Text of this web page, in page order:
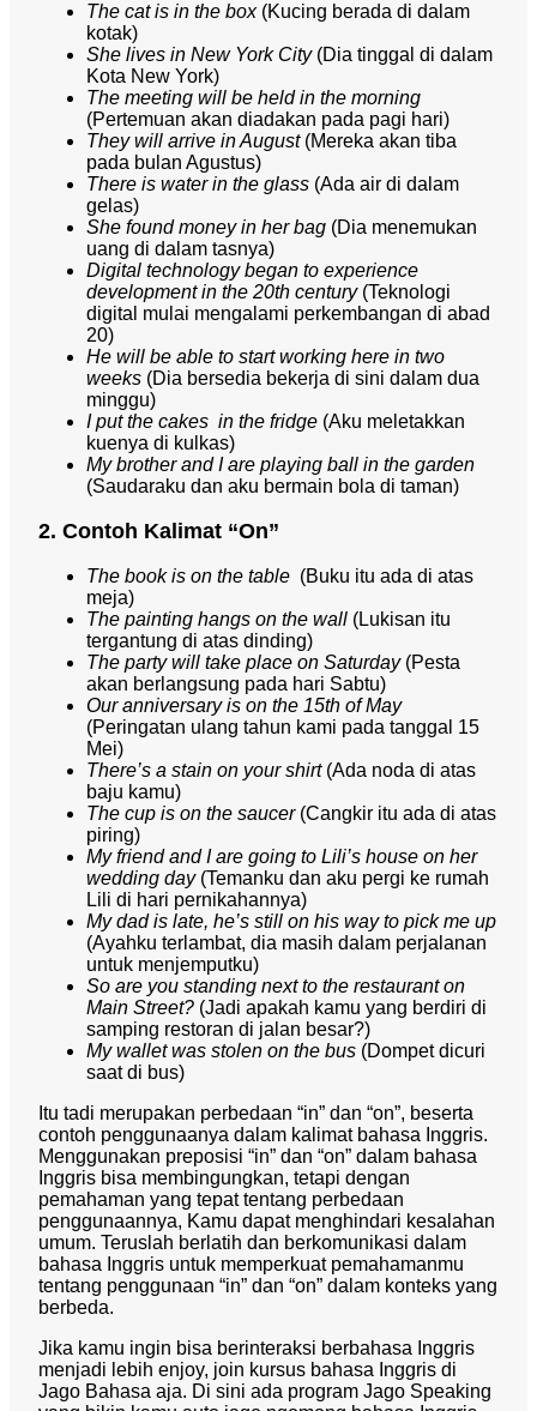
The cat is in the box (Kucing berada di dalam
kotak)
She lives in New York City(Dia tinggal di dalam
Kota New York)
The meeting will be held in the morning
(Pertemuan akan diadakan pada pagi hari)
They will arrive in August(Mereka akan tiba
pada bulan Agustus)
There is water in the glass (Ada air di dalam
gelas)
She found money in her bag (Dia menemukan
uang di dalam tasnya)
Digital technology began to experience
development in the 20th century(Teknologi
digital mulai mengalami perkembangan di abad
20)
He will be able to start working here in two
weeks (Dia bersedia bekerja di sini dalam dua
minggu)
I put the cakes in the fridge (Aku meletakkan
kuenya di kulkas)
My brother and I are playing ball in the garden
(Saudaraku dan aku bermain bola di taman)
2. Contoh Kalimat “On”
The book is on the table (Buku itu ada di atas
meja)
The painting hangs on the wall (Lukisan itu
tergantung di atas dinding)
The party will take place on Saturday (Pesta
akan berlangsung pada hari Sabtu)
Our anniversary is on the 15th of May
(Peringatan ulang tahun kami pada tanggal 15
Mei)
There’s a stain on your shirt (Ada noda di atas
baju kamu)
The cup is on the saucer(Cangkir itu ada di atas
piring)
My friend and I are going to Lili’s house on her
wedding day (Temanku dan aku pergi ke rumah
Lili di hari pernikahannya)
My dad is late, he’s still on his way to pick me up
(Ayahku terlambat, dia masih dalam perjalanan
untuk menjemputku)
So are you standing next to the restaurant on
Main Street? (Jadi apakah kamu yang berdiri di
samping restoran di jalan besar?)
My wallet was stolen on the bus (Dompet dicuri
saat di bus)
Itu tadi merupakan perbedaan “in” dan “on”, beserta
contoh penggunaanya dalam kalimat bahasa Inggris.
Menggunakan preposisi “in” dan “on” dalam bahasa
Inggris bisa membingungkan, tetapi dengan
pemahaman yang tepat tentang perbedaan
penggunaannya, Kamu dapat menghindari kesalahan
umum. Teruslah berlatih dan berkomunikasi dalam
bahasa Inggris untuk memperkuat pemahamanmu
tentang penggunaan “in” dan “on” dalam konteks yang
berbeda.
Jika kamu ingin bisa berinteraksi berbahasa Inggris
menjadi lebih enjoy, join kursus bahasa Inggris di
Jago Bahasa aja. Di sini ada program Jago Speaking